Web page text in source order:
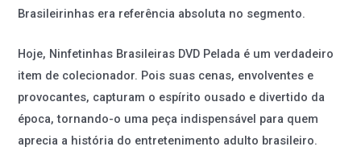
Brasileirinhas era referência absoluta no segmento.
Hoje, Ninfetinhas Brasileiras DVD Pelada é um verdadeiro
item de colecionador. Pois suas cenas, envolventes e
provocantes, capturam o espírito ousado e divertido da
época, tornando-o uma peça indispensável para quem
aprecia a história do entretenimento adulto brasileiro.